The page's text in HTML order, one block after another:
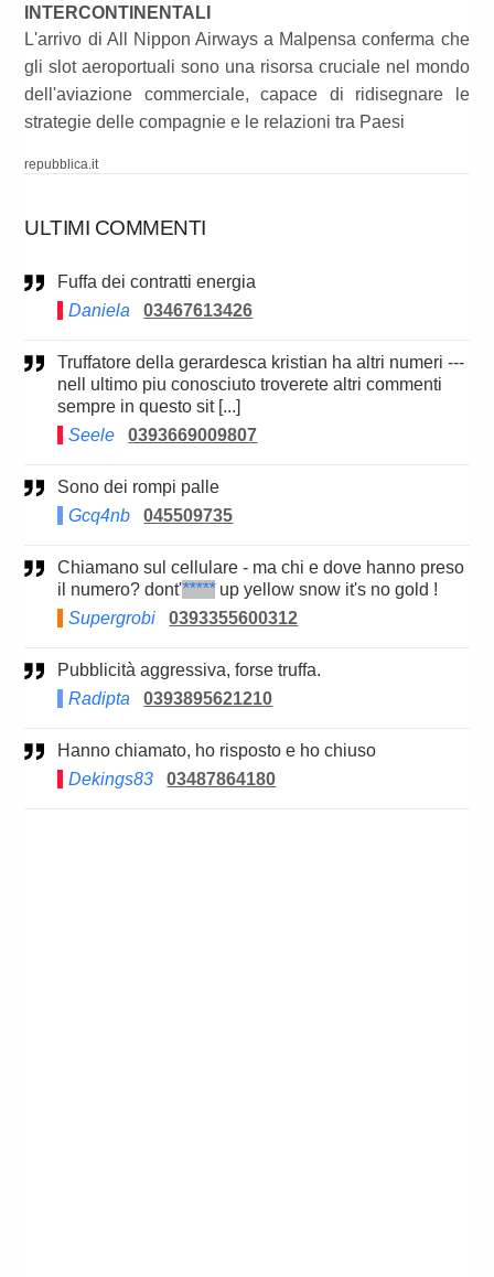
INTERCONTINENTALI
L'arrivo di All Nippon Airways a Malpensa conferma che
gli slot aeroportuali sono una risorsa cruciale nel mondo
dell'aviazione commerciale, capace di ridisegnare le
strategie delle compagnie e le relazioni tra Paesi
repubblica.it
ULTIMI COMMENTI
Fuffa dei contratti energia
Daniela
03467613426
Truffatore della gerardesca kristian ha altri numeri ---
nell ultimo piu conosciuto troverete altri commenti
sempre in questo sit [...]
Seele
0393669009807
Sono dei rompi palle
Gcq4nb
045509735
Chiamano sul cellulare - ma chi e dove hanno preso
il numero? dont'*****up yellow snow it's no gold !
Supergrobi
0393355600312
Pubblicità aggressiva, forse truffa.
Radipta
0393895621210
Hanno chiamato, ho risposto e ho chiuso
Dekings83
03487864180